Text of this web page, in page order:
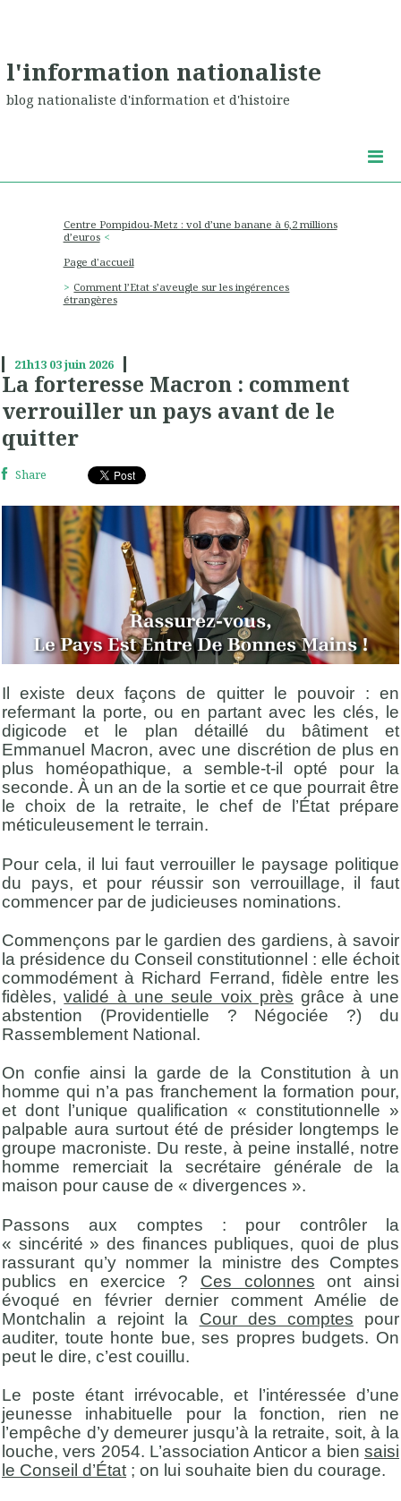
l'information nationaliste
blog nationaliste d'information et d'histoire
Centre Pompidou-Metz : vol d’une banane à 6,2 millions
d’euros
Page d'accueil
Comment l’Etat s’aveugle sur les ingérences
étrangères
21h13 03juin 2026
La forteresse Macron : comment
verrouiller un pays avant de le
quitter
Share
Il existe deux façons de quitter le pouvoir : en
refermant la porte, ou en partant avec les clés, le
digicode et le plan détaillé du bâtiment et
Emmanuel Macron, avec une discrétion de plus en
plus homéopathique, a semble-t-il opté pour la
seconde. À un an de la sortie et ce que pourrait être
le choix de la retraite, le chef de l’État prépare
méticuleusement le terrain.
Pour cela, il lui faut verrouiller le paysage politique
du pays, et pour réussir son verrouillage, il faut
commencer par de judicieuses nominations.
Commençons par le gardien des gardiens, à savoir
la présidence du Conseil constitutionnel : elle échoit
commodément à Richard Ferrand, fidèle entre les
fidèles,validé à une seule voix près grâce à une
abstention (Providentielle ? Négociée ?) du
Rassemblement National.
On confie ainsi la garde de la Constitution à un
homme qui n’a pas franchement la formation pour,
et dont l’unique qualification « constitutionnelle »
palpable aura surtout été de présider longtemps le
groupe macroniste. Du reste, à peine installé, notre
homme remerciait la secrétaire générale de la
maison pour cause de « divergences ».
Passons aux comptes : pour contrôler la
« sincérité » des finances publiques, quoi de plus
rassurant qu’y nommer la ministre des Comptes
publics en exercice ? Ces colonnes ont ainsi
évoqué en février dernier comment Amélie de
Montchalin a rejoint la Cour des comptes pour
auditer, toute honte bue, ses propres budgets. On
peut le dire, c’est couillu.
Le poste étant irrévocable, et l’intéressée d’une
jeunesse inhabituelle pour la fonction, rien ne
l’empêche d’y demeurer jusqu’à la retraite, soit, à la
louche, vers 2054. L’association Anticor a bien saisi
le Conseil d’État ; on lui souhaite bien du courage.